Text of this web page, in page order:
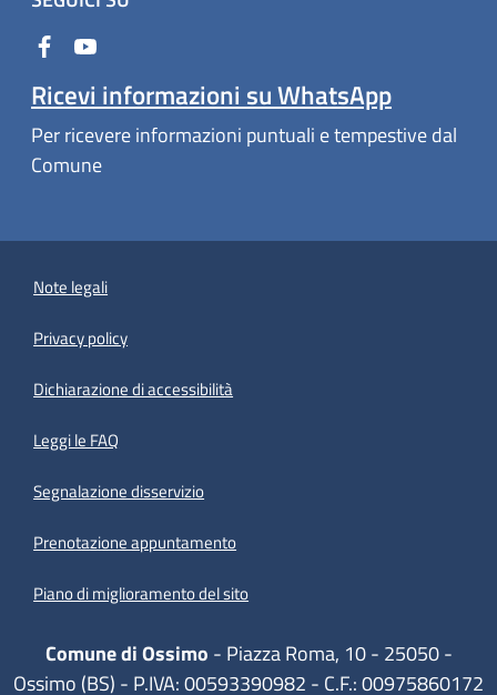
Ricevi informazioni su WhatsApp
Per ricevere informazioni puntuali e tempestive dal
Comune
Note legali
Privacy policy
Dichiarazione di accessibilità
Leggi le FAQ
Segnalazione disservizio
Prenotazione appuntamento
Piano di miglioramento del sito
Comune di Ossimo - Piazza Roma, 10 - 25050 -
Ossimo (BS) - P.IVA: 00593390982 - C.F.: 00975860172